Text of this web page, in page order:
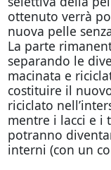
ottenuto verrà
nuova pelle
La parte
separando le
macinata e
costituire il
riciclato
mentre i lacci e i
potranno
interni (con un